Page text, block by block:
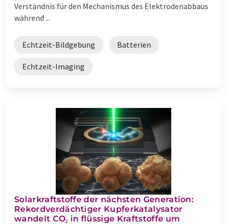
Verständnis für den Mechanismus des Elektrodenabbaus
während ...
Echtzeit-Bildgebung Batterien
Echtzeit-Imaging
Solarkraftstoffe der nächsten Generation:
Rekordverdächtiger Kupferkatalysator
wandelt CO₂ in flüssige Kraftstoffe um